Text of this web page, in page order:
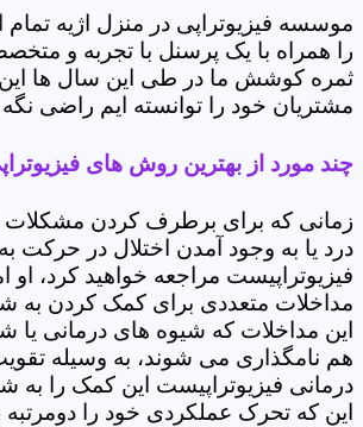
موسسه فیزیوتراپی در منزل اژیه تمام
را همراه با یک پرسنل با تجربه و
ثمره کوشش ما در طی این سال ها این
مشتریان خود را توانسته ایم راضی نگه
چند مورد از بهترین روش های
زمانی که برای برطرف کردن
درد یا به وجود آمدن اختلال در حرکت
فیزیوتراپیست مراجعه خواهید کرد، او
مداخلات متعددی برای کمک کردن به
این مداخلات که شیوه های درمانی یا
هم نامگذاری می شوند، به وسیله
درمانی فیزیوتراپیست این کمک را به
این که تحرک عملکردی خود را دومرتبه